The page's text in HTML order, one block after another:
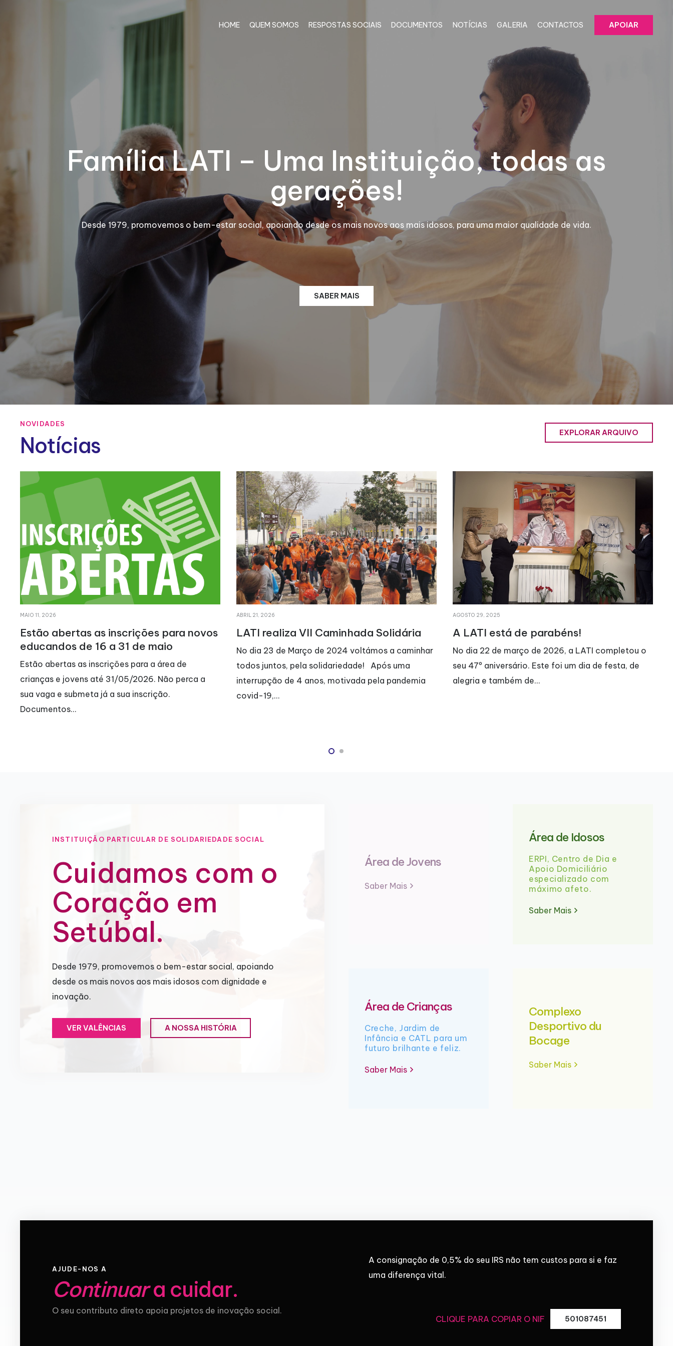
HOME QUEM SOMOS RESPOSTAS SOCIAIS DOCUMENTOS NOTÍCIAS GALERIA CONTACTOS APOIAR
Família LATI – Uma Instituição, todas as
gerações!
Desde 1979, promovemos o bem-estar social, apoiando desde os mais novos aos mais idosos, para uma maior qualidade de vida.
SABER MAIS
NOVIDADES
Notícias EXPLORAR ARQUIVO
MAIO 11, 2026
Estão abertas as inscrições para novos
educandos de 16 a 31 de maio
Estão abertas as inscrições para a área de
crianças e jovens até 31/05/2026. Não perca a
sua vaga e submeta já a sua inscrição.
Documentos…
ABRIL 21, 2026
LATI realiza VII Caminhada Solidária
No dia 23 de Março de 2024 voltámos a caminhar
todos juntos, pela solidariedade! Após uma
interrupção de 4 anos, motivada pela pandemia
covid-19,…
AGOSTO 29, 2025
A LATI está de parabéns!
No dia 22 de março de 2026, a LATI completou o
seu 47º aniversário. Este foi um dia de festa, de
alegria e também de…
INSTITUIÇÃO PARTICULAR DE SOLIDARIEDADE SOCIAL
Cuidamos com o
Coração em
Setúbal.
Desde 1979, promovemos o bem-estar social, apoiando
desde os mais novos aos mais idosos com dignidade e
inovação.
VER VALÊNCIAS A NOSSA HISTÓRIA
Área de Jovens
Saber Mais
Área de Idosos
ERPI, Centro de Dia e
Apoio Domiciliário
especializado com
máximo afeto.
Saber Mais
Área de Crianças
Creche, Jardim de
Infância e CATL para um
futuro brilhante e feliz.
Saber Mais
Complexo
Desportivo du
Bocage
Saber Mais
AJUDE-NOS A
Continuara cuidar.
O seu contributo direto apoia projetos de inovação social.
A consignação de 0,5% do seu IRS não tem custos para si e faz
uma diferença vital.
CLIQUE PARA COPIAR O NIF 501087451